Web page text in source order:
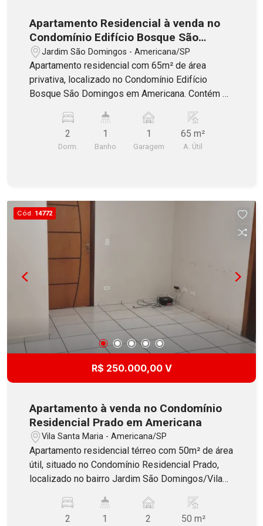
Apartamento Residencial à venda no
Condomínio Edifício Bosque São
Domingos em Americana
Jardim São Domingos - Americana/SP
Apartamento residencial com 65m² de área
privativa, localizado no Condomínio Edifício
Bosque São Domingos em Americana. Contém 2
blindex, sala dois ambientes, cozinha com
gabinete, área de serviço e 1 vaga de garagem
coberta. Aceita Financiamento!
2
Dorm.
1
Banho
1
Garagem
65 m²
A. Útil
Cód. 14772
R$ 250.000,00 V
Apartamento à venda no Condomínio
Residencial Prado em Americana
Vila Santa Maria - Americana/SP
Apartamento residencial térreo com 50m² de área
útil, situado no Condomínio Residencial Prado,
localizado no bairro Jardim São Domingos/Vila
banheiro social com blindex, sala dois ambientes,
cozinha com gabinete e área de serviço. Contém
2 1 2 50 m²